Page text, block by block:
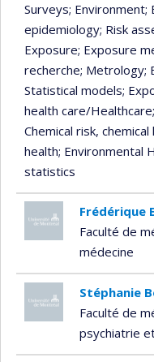
Surveys; Environment;
epidemiology; Risk
Exposure; Exposure
recherche; Metrology;
Statistical models;
health care/Healthcare
Chemical risk, chemical
health; Environmental
statistics
Frédérique
Faculté de
médecine
Stéphanie
Faculté de
psychiatrie